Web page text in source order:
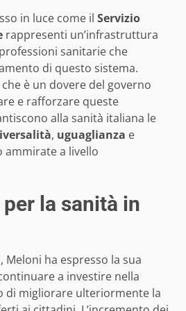
in luce come il Servizio
rappresenti un’infrastruttura
sanitarie che
di questo sistema.
è un dovere del governo
e rafforzare queste
alla sanità italiana le
, uguaglianza e
ammirate a livello
la sanità in
ha espresso la sua
a investire nella
di migliorare ulteriormente la